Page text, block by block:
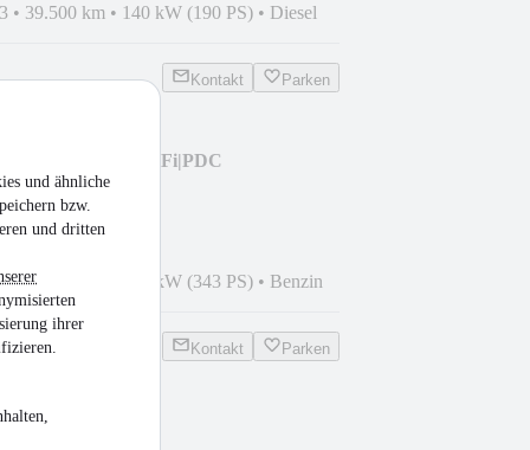
und ähnliche
bzw.
und dritten
ihrer
• 39.500 km • 140 kW (190 PS) • Diesel
Kontakt Parken
•79.500 km 252 kW (343 PS) • Benzin
Kontakt Parken
d Coupe